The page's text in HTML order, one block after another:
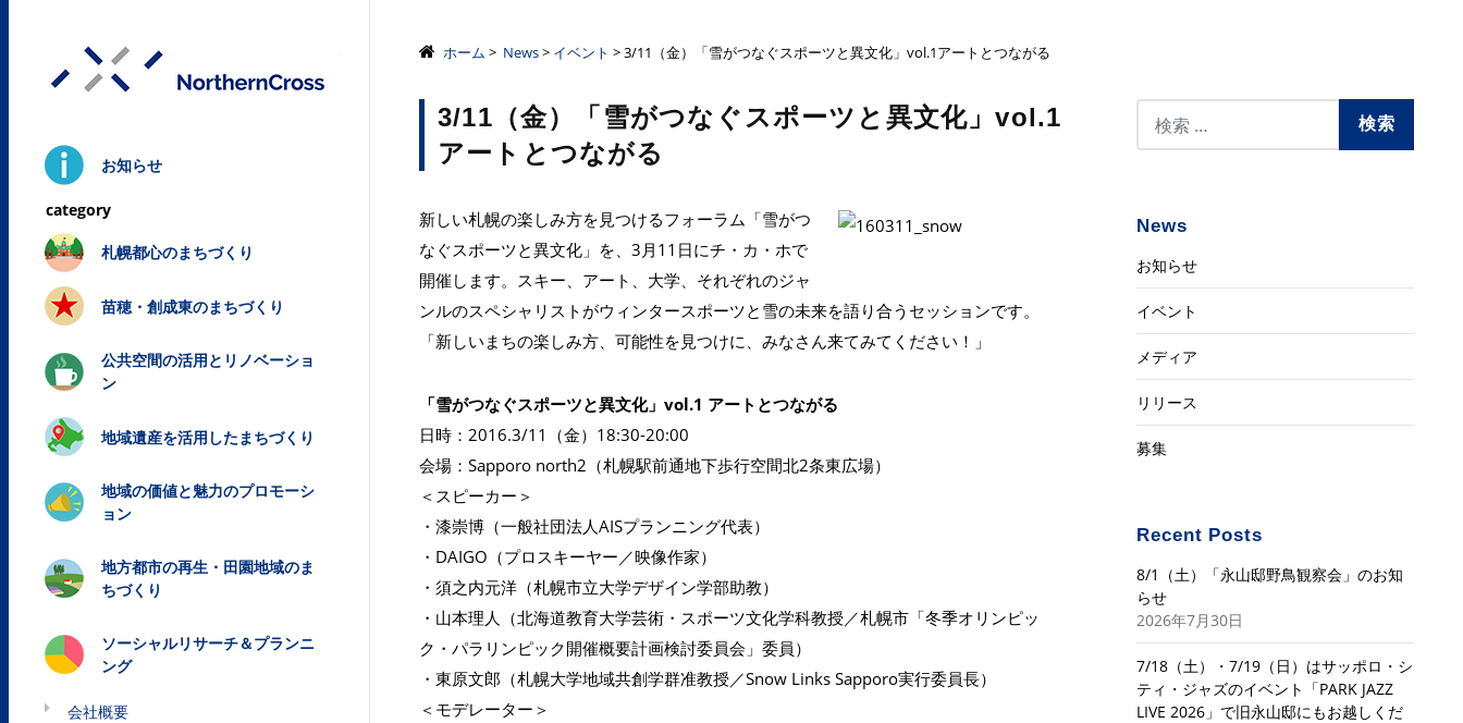
株式会社ノーザンクロス
お知らせ
札幌都心のまちづくり
苗穂・創成東のまちづくり
公共空間の活用とリノベーショ
ン
地域遺産を活用したまちづくり
地域の価値と魅力のプロモーシ
ョン
地方都市の再生・田園地域のま
ちづくり
ソーシャルリサーチ＆プランニ
ング
会社概要
ホーム > News> イベント > 3/11（金）「雪がつなぐスポーツと異文化」vol.1アートとつながる
3/11（金）「雪がつなぐスポーツと異文化」vol.1
アートとつながる
新しい札幌の楽しみ方を見つけるフォーラム「雪がつ
なぐスポーツと異文化」を、3月11日にチ・カ・ホで
開催します。スキー、アート、大学、それぞれのジャ
ンルのスペシャリストがウィンタースポーツと雪の未来を語り合うセッションです。
「新しいまちの楽しみ方、可能性を見つけに、みなさん来てみてください！」
「雪がつなぐスポーツと異文化」vol.1 アートとつながる
日時：2016.3/11（金）18:30-20:00
会場：Sapporo north2（札幌駅前通地下歩行空間北2条東広場）
＜スピーカー＞
・漆崇博（一般社団法人AISプランニング代表）
・DAIGO（プロスキーヤー／映像作家）
・須之内元洋（札幌市立大学デザイン学部助教）
・山本理人（北海道教育大学芸術・スポーツ文化学科教授／札幌市「冬季オリンピッ
ク・パラリンピック開催概要計画検討委員会」委員）
・東原文郎（札幌大学地域共創学群准教授／Snow Links Sapporo実行委員長）
＜モデレーター＞
News
お知らせ
イベント
メディア
リリース
募集
Recent Posts
8/1（土）「永山邸野鳥観察会」のお知
らせ
2026年7月30日
7/18（土）・7/19（日）はサッポロ・シ
ティ・ジャズのイベント「PARK JAZZ
LIVE 2026」で旧永山邸にもお越しくだ